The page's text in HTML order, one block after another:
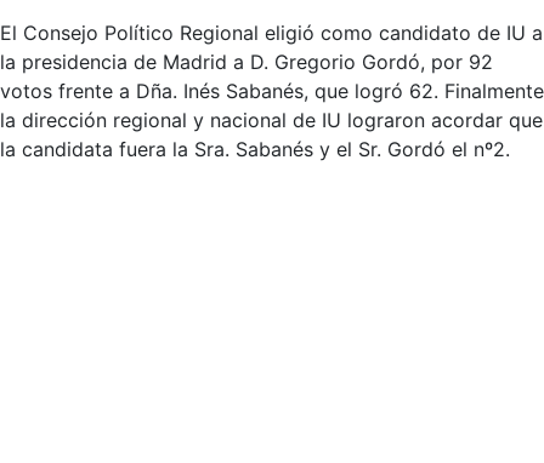
El Consejo Político Regional eligió como candidato de IU a
la presidencia de Madrid a D. Gregorio Gordó, por 92
votos frente a Dña. Inés Sabanés, que logró 62. Finalmente
la dirección regional y nacional de IU lograron acordar que
la candidata fuera la Sra. Sabanés y el Sr. Gordó el nº2.